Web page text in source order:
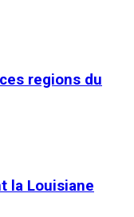
regions du
la Louisiane